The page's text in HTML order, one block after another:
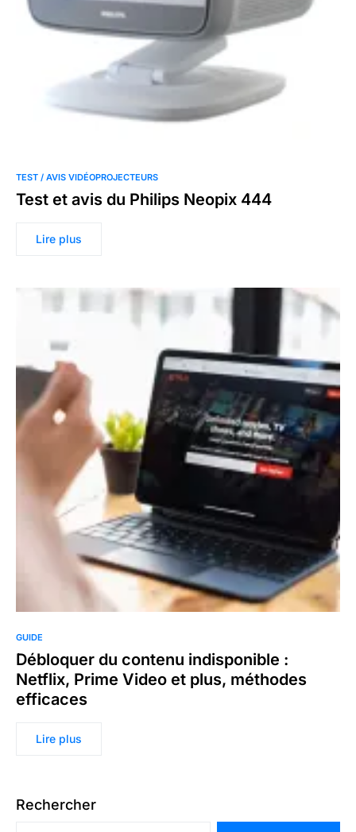
TEST / AVIS VIDÉOPROJECTEURS
Test et avis du Philips Neopix 444
Lire plus
GUIDE
Débloquer du contenu indisponible :
Netflix, Prime Video et plus, méthodes
efficaces
Lire plus
Rechercher